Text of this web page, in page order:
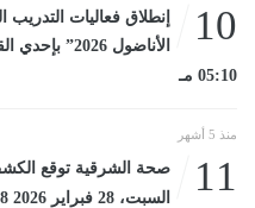
10
إنطلاق فعاليات
05:10 مـ
منذ 5 أشهر
11
السبت، 28 فبراير 2026 09:18 مـ